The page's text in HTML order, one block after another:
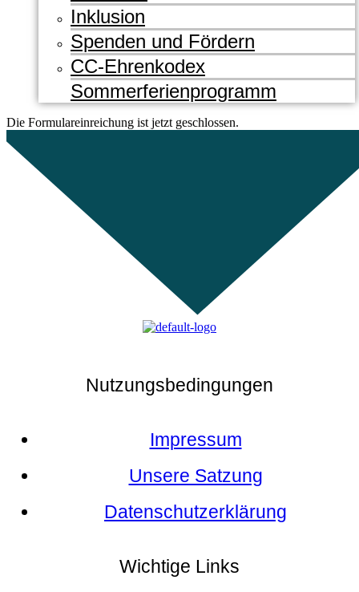
Inklusion
Spenden und Fördern
CC-Ehrenkodex
Sommerferienprogramm
Die Formulareinreichung ist jetzt geschlossen.
Nutzungsbedingungen
Impressum
Unsere Satzung
Datenschutzerklärung
Wichtige Links